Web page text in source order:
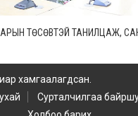
ТӨСӨВТЭЙ ТАНИЛЦАЖ,
хамгаалагдсан.
Сурталчилгаа